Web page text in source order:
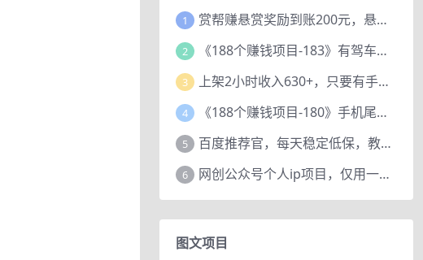
1 赏帮赚悬赏奖励到账200元，悬赏任务多劳多得，人人可做。
2 《188个赚钱项目-183》有驾车评项目，动动小手，复制粘贴赚44元！
3 上架2小时收入630+，只要有手就能做的AI搞钱项目，奶奶看完都能学会!
4 《188个赚钱项目-180》手机尾号测试评分项目，短视频直播日赚200+
5 百度推荐官，每天稳定低保，教程赠上
6 网创公众号个人ip项目，仅用一篇文章做到全网引流！
图文项目